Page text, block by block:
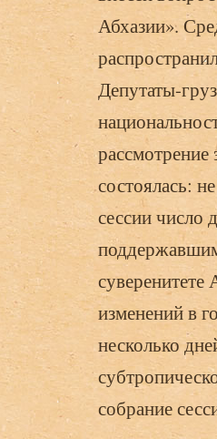
Абхазии».
Депутаты-
рассмотрение
состоялась:
сессии число
суверенитете
изменений в
несколько
собрание